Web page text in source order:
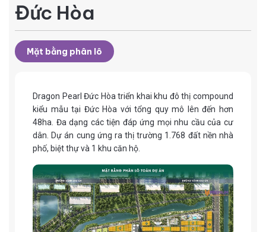
Đức Hòa
Mặt bằng phân lô
Dragon Pearl Đức Hòa triển khai khu đô thị compound
kiểu mẫu tại Đức Hòa với tổng quy mô lên đến hơn
48ha. Đa dạng các tiện đáp ứng mọi nhu cầu của cư
dân. Dự án cung ứng ra thị trường 1.768 đất nền nhà
phố, biệt thự và 1 khu căn hộ.